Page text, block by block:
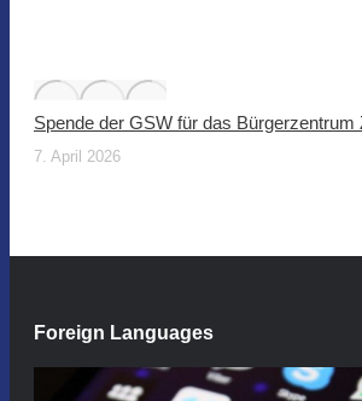
Spende der GSW für das Bürgerzentrum
7. April 2026
Foreign Languages